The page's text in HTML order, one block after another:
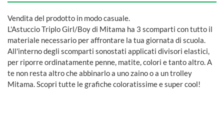
Vendita del prodotto in modo casuale.
L'Astuccio Triplo Girl/Boy di Mitama ha 3 scomparti con tutto il
materiale necessario per affrontare la tua giornata di scuola.
All'interno degli scomparti sonostati applicati divisori elastici,
per riporre ordinatamente penne, matite, colori e tanto altro. A
te non resta altro che abbinarlo a uno zaino o a un trolley
Mitama. Scopri tutte le grafiche coloratissime e super cool!